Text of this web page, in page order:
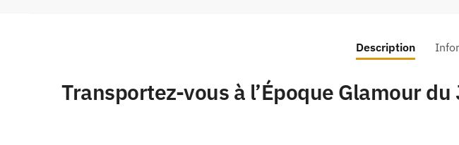
Description
Transportez-vous à l’Époque Glamour